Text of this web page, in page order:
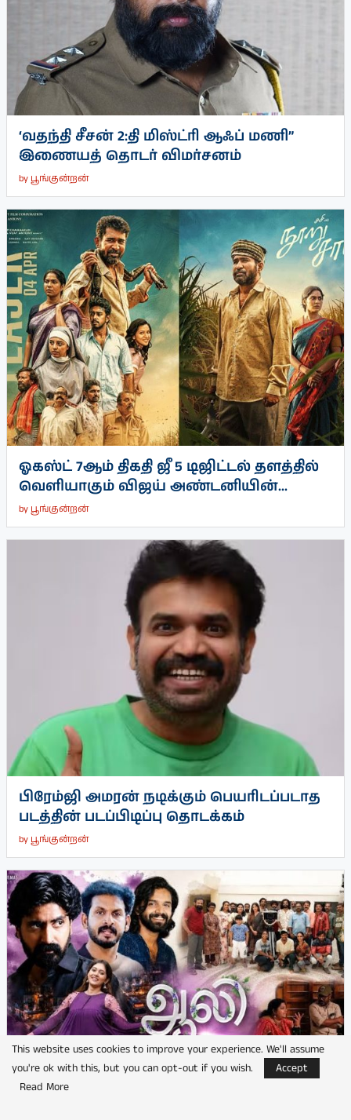
‘வதந்தி சீசன் 2:தி மிஸ்ட்ரி ஆஃப் மணி”
இணையத் தொடர் விமர்சனம்
by பூங்குன்றன்
ஓகஸ்ட் 7ஆம் திகதி ஜீ 5 டிஜிட்டல் தளத்தில்
வெளியாகும் விஜய் அண்டனியின்...
by பூங்குன்றன்
பிரேம்ஜி அமரன் நடிக்கும் பெயரிடப்படாத
படத்தின் படப்பிடிப்பு தொடக்கம்
by பூங்குன்றன்
This website uses cookies to improve your experience. We'll assume
you're ok with this, but you can opt-out if you wish.
Accept
Read More